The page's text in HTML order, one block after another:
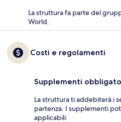
La struttura fa parte del
World.
Costi e regolamenti
Supplementi
La struttura ti addebiterà i
partenza. I supplementi
applicabili: